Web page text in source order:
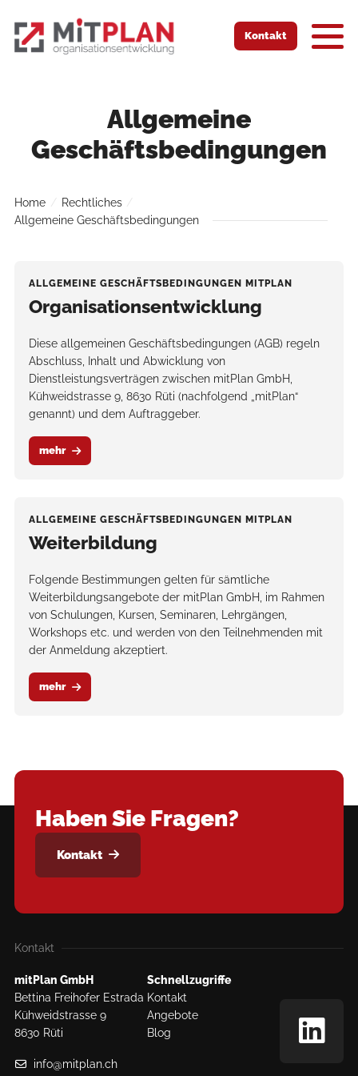
Kontakt
Home
Rechtliches
Allgemeine Geschäftsbedingungen
Allgemeine
Geschäftsbedingungen
ALLGEMEINE GESCHÄFTSBEDINGUNGEN MITPLAN
Organisationsentwicklung
Diese allgemeinen Geschäftsbedingungen (AGB) regeln
Abschluss, Inhalt und Abwicklung von
Dienstleistungsverträgen zwischen mitPlan GmbH,
Kühweidstrasse 9, 8630 Rüti (nachfolgend „mitPlan“
genannt) und dem Auftraggeber.
mehr
ALLGEMEINE GESCHÄFTSBEDINGUNGEN MITPLAN
Weiterbildung
Folgende Bestimmungen gelten für sämtliche
Weiterbildungsangebote der mitPlan GmbH, im Rahmen
von Schulungen, Kursen, Seminaren, Lehrgängen,
Workshops etc. und werden von den Teilnehmenden mit
der Anmeldung akzeptiert.
mehr
Haben Sie Fragen?
Kontakt
Kontakt
mitPlan GmbH
Bettina Freihofer Estrada
Kühweidstrasse 9
8630 Rüti
info@mitplan.ch
Schnellzugriffe
Kontakt
Angebote
Blog